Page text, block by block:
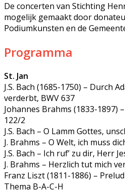
De concerten van Stichting
mogelijk gemaakt door
Podiumkunsten en de
Programma
St. Jan
J.S. Bach (1685-1750) – Durch
verderbt, BWV 637
Johannes Brahms (1833-1897)
122/2
J.S. Bach – O Lamm Gottes,
J. Brahms – O Welt, ich muss
J.S. Bach – Ich ruf’ zu dir, Herr
J. Brahms – Herzlich tut mich
Franz Liszt (1811-1886) –
Thema B-A-C-H